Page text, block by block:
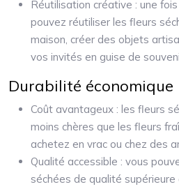
Réutilisation créative : une
pouvez réutiliser les fleurs
maison, créer des objets
vos invités en guise de
Durabilité économique
Coût avantageux : les fleurs
moins chères que les fleurs
achetez en vrac ou chez des
Qualité accessible : vous
séchées de qualité